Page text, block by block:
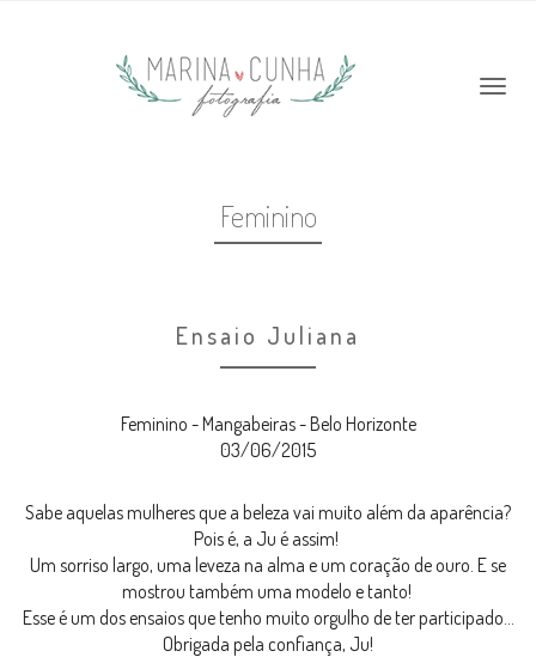
Feminino
Ensaio Juliana
Feminino - Mangabeiras - Belo Horizonte
03/06/2015
Sabe aquelas mulheres que a beleza vai muito além da aparência?
Pois é, a Ju é assim!
Um sorriso largo, uma leveza na alma e um coração de ouro. E se
mostrou também uma modelo e tanto!
Esse é um dos ensaios que tenho muito orgulho de ter participado...
Obrigada pela confiança, Ju!